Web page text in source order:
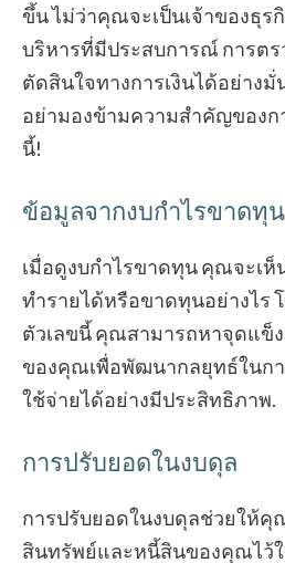
ขึ้น ไม่ว่าคุณจะเป็นเจ้าของธุร
บริหารที่มีประสบการณ์ การต
ตัดสินใจทางการเงินได้อย่าง
อย่ามองข้ามความสำคัญของก
นี้!
ข้อมูลจากงบกำไรขาดทุน
เมื่อดูงบกำไรขาดทุน คุณจะเ
ทำรายได้หรือขาดทุนอย่างไร
ตัวเลขนี้ คุณสามารถหาจุดแข็
ของคุณเพื่อพัฒนากลยุทธ์ในก
ใช้จ่ายได้อย่างมีประสิทธิภาพ.
การปรับยอดในงบดุล
การปรับยอดในงบดุลช่วยให้คุ
สินทรัพย์และหนี้สินของคุณไว้